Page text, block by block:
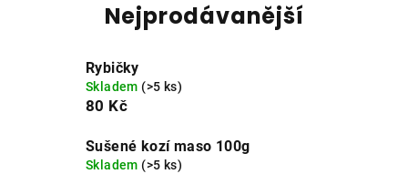
Nejprodávanější
Rybičky
Skladem (>5 ks)
80 Kč
Sušené kozí maso 100g
Skladem (>5 ks)